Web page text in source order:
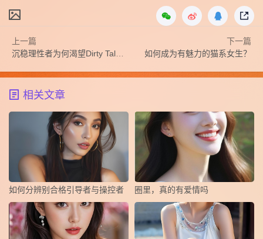
上一篇
沉稳理性者为何渴望Dirty Talk？
下一篇
如何成为有魅力的猫系女生？
相关文章
如何分辨别合格引导者与操控者 圈里，真的有爱情吗